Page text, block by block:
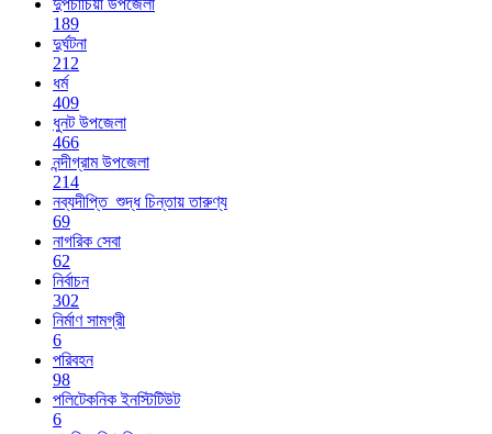
দুপচাঁচিয়া উপজেলা
189
দুর্ঘটনা
212
ধর্ম
409
ধুনট উপজেলা
466
নন্দীগ্রাম উপজেলা
214
নব্যদীপ্তি_শুদ্ধ চিন্তায় তারুণ্য
69
নাগরিক সেবা
62
নির্বাচন
302
নির্মাণ সামগ্রী
6
পরিবহন
98
পলিটেকনিক ইনস্টিটিউট
6